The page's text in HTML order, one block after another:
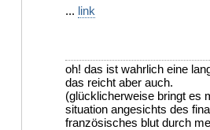
... link
oh! das ist wahrlich eine
das reicht aber auch.
(glücklicherweise bringt es
situation angesichts des
französisches blut durch